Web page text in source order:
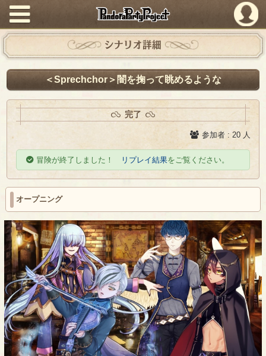
PandoraPartyProject
シナリオ詳細
＜Sprechchor＞闇を掬って眺めるような
完了
参加者 : 20 人
冒険が終了しました！ リプレイ結果をご覧ください。
オープニング